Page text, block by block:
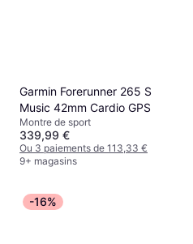
Garmin Forerunner 265 S
Music 42mm Cardio GPS
Montre de sport
339,99 €
Ou 3 paiements de 113,33 €
9+ magasins
-16%